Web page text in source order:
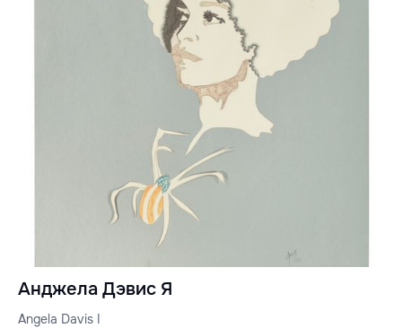
Анджела Дэвис Я
Angela Davis I